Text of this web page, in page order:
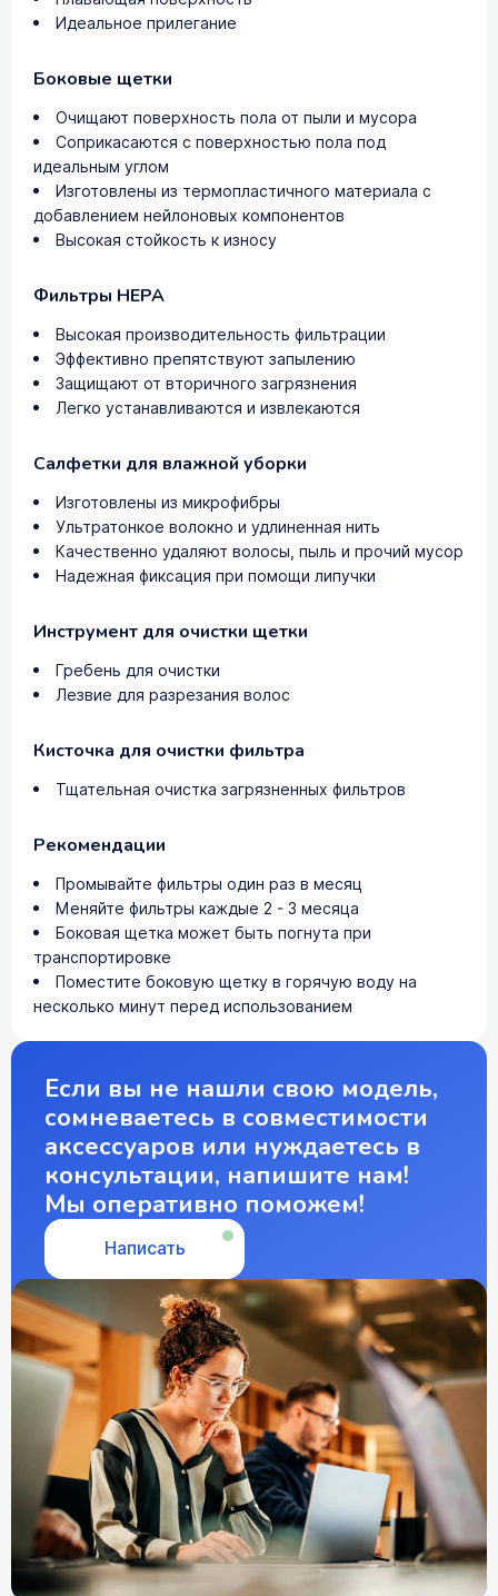
Идеальное прилегание
Боковые щетки
Очищают поверхность пола от пыли и мусора
Соприкасаются с поверхностью пола под
идеальным углом
Изготовлены из термопластичного материала с
добавлением нейлоновых компонентов
Высокая стойкость к износу
Фильтры HEPA
Высокая производительность фильтрации
Эффективно препятствуют запылению
Защищают от вторичного загрязнения
Легко устанавливаются и извлекаются
Салфетки для влажной уборки
Изготовлены из микрофибры
Ультратонкое волокно и удлиненная нить
Качественно удаляют волосы, пыль и прочий мусор
Надежная фиксация при помощи липучки
Инструмент для очистки щетки
Гребень для очистки
Лезвие для разрезания волос
Кисточка для очистки фильтра
Тщательная очистка загрязненных фильтров
Рекомендации
Промывайте фильтры один раз в месяц
Меняйте фильтры каждые 2 - 3 месяца
Боковая щетка может быть погнута при
транспортировке
Поместите боковую щетку в горячую воду на
несколько минут перед использованием
Если вы не нашли свою модель,
сомневаетесь в совместимости
аксессуаров или нуждаетесь в
консультации, напишите нам!
Мы оперативно поможем!
Написать